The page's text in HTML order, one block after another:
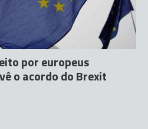
por europeus
o acordo do Brexit